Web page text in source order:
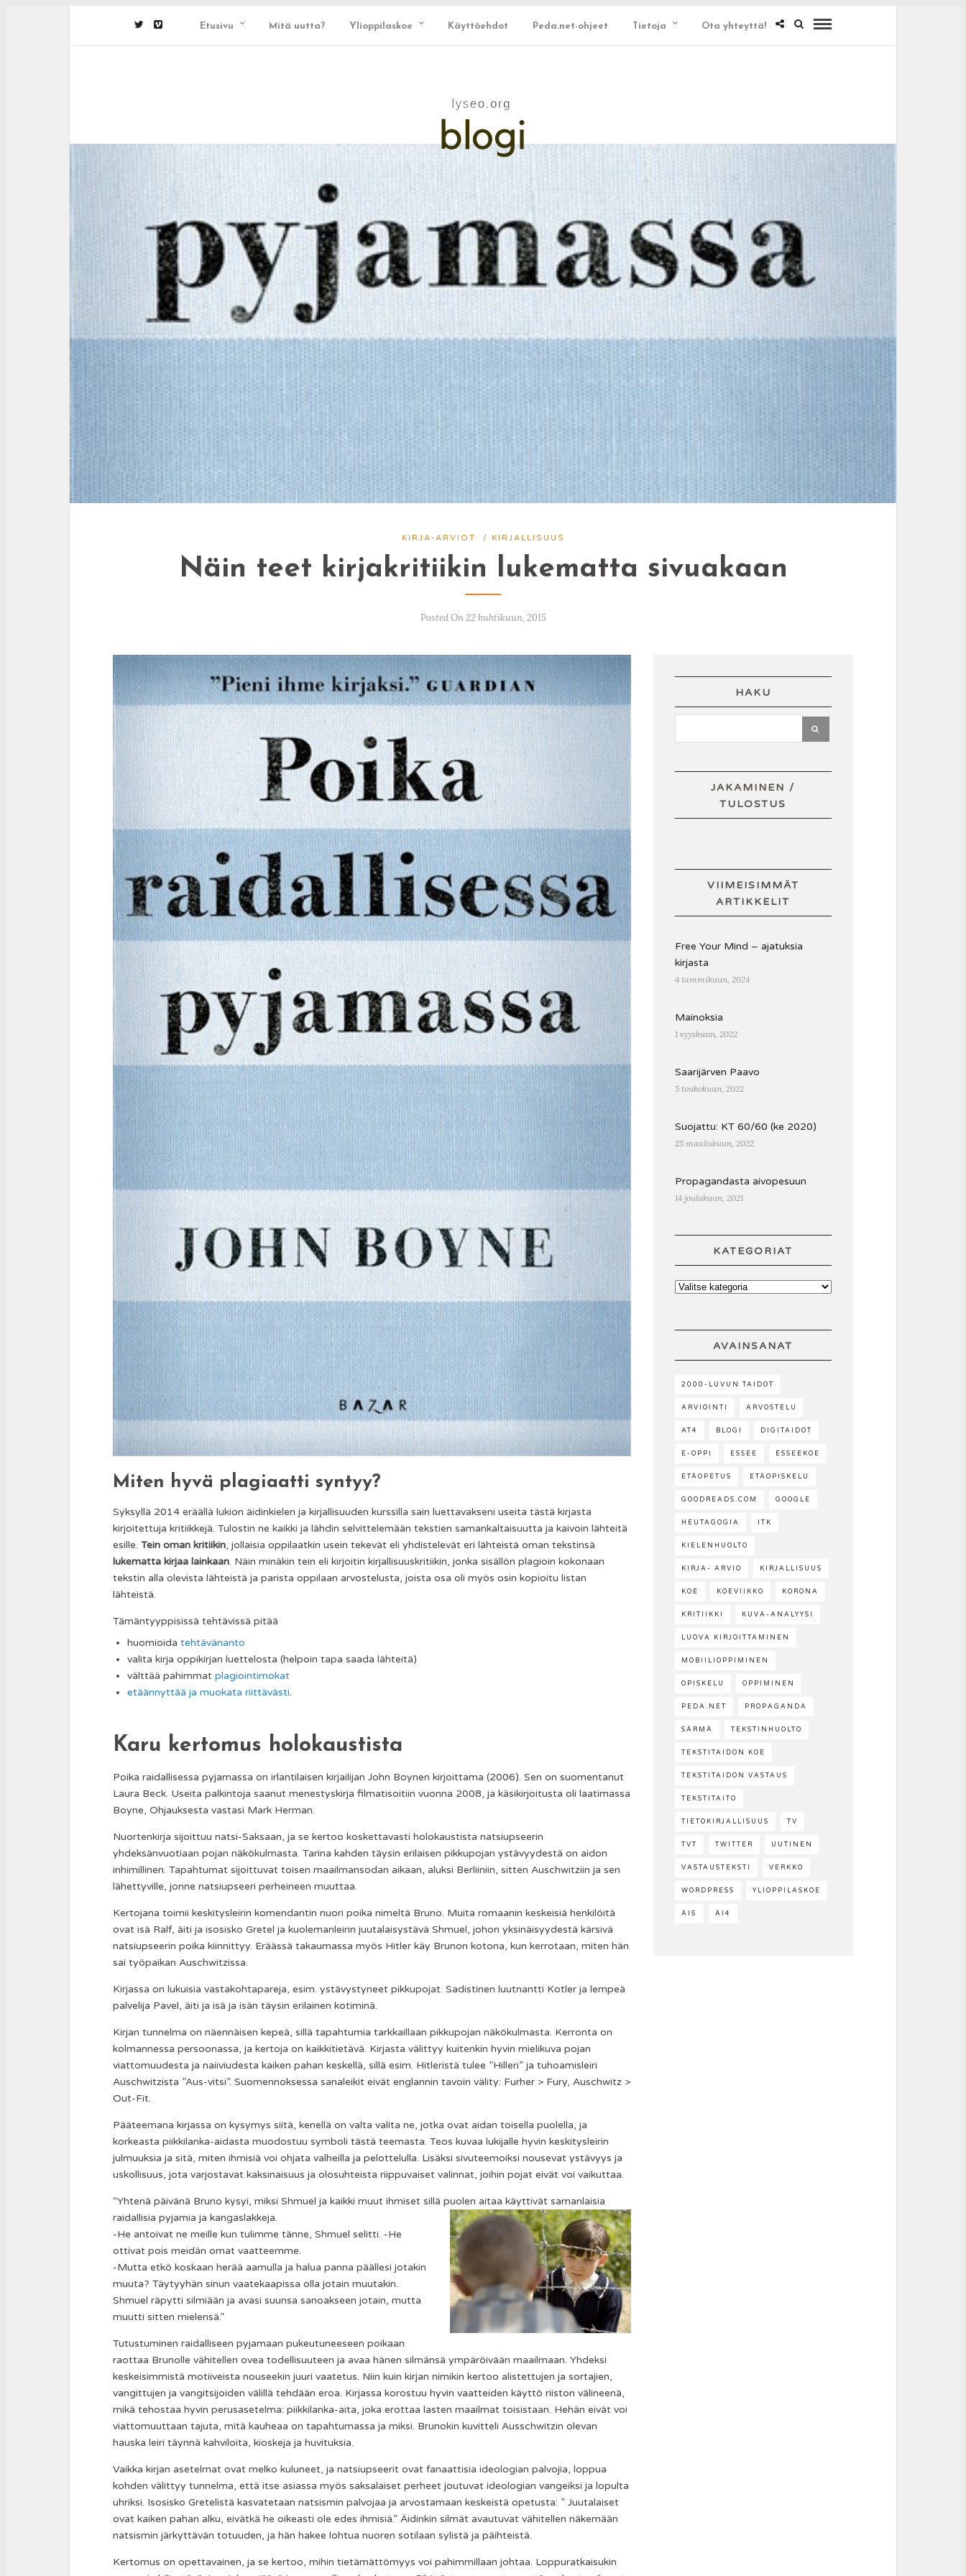
Etusivu Mitä uutta? Ylioppilaskoe Käyttöehdot Peda.net-ohjeet Tietoja Ota yhteyttä!
KIRJA-ARVIOT / KIRJALLISUUS
Näin teet kirjakritiikin lukematta sivuakaan
Posted On 22 huhtikuun, 2015
Miten hyvä plagiaatti syntyy?
Syksyllä 2014 eräällä lukion äidinkielen ja kirjallisuuden kurssilla sain luettavakseni useita tästä kirjasta
kirjoitettuja kritiikkejä. Tulostin ne kaikki ja lähdin selvittelemään tekstien samankaltaisuutta ja kaivoin lähteitä
esille. Tein oman kritiikin, jollaisia oppilaatkin usein tekevät eli yhdistelevät eri lähteistä oman tekstinsä
lukematta kirjaa lainkaan. Näin minäkin tein eli kirjoitin kirjallisuuskritiikin, jonka sisällön plagioin kokonaan
tekstin alla olevista lähteistä ja parista oppilaan arvostelusta, joista osa oli myös osin kopioitu listan
lähteistä.
Tämäntyyppisissä tehtävissä pitää
huomioida tehtävänanto
valita kirja oppikirjan luettelosta (helpoin tapa saada lähteitä)
välttää pahimmat plagiointimokat
etäännyttää ja muokata riittävästi.
Karu kertomus holokaustista
Poika raidallisessa pyjamassa on irlantilaisen kirjailijan John Boynen kirjoittama (2006). Sen on suomentanut
Laura Beck. Useita palkintoja saanut menestyskirja filmatisoitiin vuonna 2008, ja käsikirjoitusta oli laatimassa
Boyne, Ohjauksesta vastasi Mark Herman.
Nuortenkirja sijoittuu natsi-Saksaan, ja se kertoo koskettavasti holokaustista natsiupseerin
yhdeksänvuotiaan pojan näkökulmasta. Tarina kahden täysin erilaisen pikkupojan ystävyydestä on aidon
inhimillinen. Tapahtumat sijoittuvat toisen maailmansodan aikaan, aluksi Berliiniin, sitten Auschwitziin ja sen
lähettyville, jonne natsiupseeri perheineen muuttaa.
Kertojana toimii keskitysleirin komendantin nuori poika nimeltä Bruno. Muita romaanin keskeisiä henkilöitä
ovat isä Ralf, äiti ja isosisko Gretel ja kuolemanleirin juutalaisystävä Shmuel, johon yksinäisyydestä kärsivä
natsiupseerin poika kiinnittyy. Eräässä takaumassa myös Hitler käy Brunon kotona, kun kerrotaan, miten hän
sai työpaikan Auschwitzissa.
Kirjassa on lukuisia vastakohtapareja, esim. ystävystyneet pikkupojat. Sadistinen luutnantti Kotler ja lempeä
palvelija Pavel, äiti ja isä ja isän täysin erilainen kotiminä.
Kirjan tunnelma on näennäisen kepeä, sillä tapahtumia tarkkaillaan pikkupojan näkökulmasta. Kerronta on
kolmannessa persoonassa, ja kertoja on kaikkitietävä. Kirjasta välittyy kuitenkin hyvin mielikuva pojan
viattomuudesta ja naiiviudesta kaiken pahan keskellä, sillä esim. Hitleristä tulee ”Hilleri” ja tuhoamisleiri
Auschwitzista ”Aus-vitsi”. Suomennoksessa sanaleikit eivät englannin tavoin välity: Furher > Fury, Auschwitz >
Out-Fit.
Pääteemana kirjassa on kysymys siitä, kenellä on valta valita ne, jotka ovat aidan toisella puolella, ja
korkeasta piikkilanka-aidasta muodostuu symboli tästä teemasta. Teos kuvaa lukijalle hyvin keskitysleirin
julmuuksia ja sitä, miten ihmisiä voi ohjata valheilla ja pelottelulla. Lisäksi sivuteemoiksi nousevat ystävyys ja
uskollisuus, jota varjostavat kaksinaisuus ja olosuhteista riippuvaiset valinnat, joihin pojat eivät voi vaikuttaa.
“Yhtenä päivänä Bruno kysyi, miksi Shmuel ja kaikki muut ihmiset sillä puolen aitaa käyttivät samanlaisia
raidallisia pyjamia ja kangaslakkeja.
-He antoivat ne meille kun tulimme tänne, Shmuel selitti. -He
ottivat pois meidän omat vaatteemme.
-Mutta etkö koskaan herää aamulla ja halua panna päällesi jotakin
muuta? Täytyyhän sinun vaatekaapissa olla jotain muutakin.
Shmuel räpytti silmiään ja avasi suunsa sanoakseen jotain, mutta
muutti sitten mielensä.”
Tutustuminen raidalliseen pyjamaan pukeutuneeseen poikaan
raottaa Brunolle vähitellen ovea todellisuuteen ja avaa hänen silmänsä ympäröivään maailmaan. Yhdeksi
keskeisimmistä motiiveista nouseekin juuri vaatetus. Niin kuin kirjan nimikin kertoo alistettujen ja sortajien,
vangittujen ja vangitsijoiden välillä tehdään eroa. Kirjassa korostuu hyvin vaatteiden käyttö riiston välineenä,
mikä tehostaa hyvin perusasetelma: piikkilanka-aita, joka erottaa lasten maailmat toisistaan. Hehän eivät voi
viattomuuttaan tajuta, mitä kauheaa on tapahtumassa ja miksi. Brunokin kuvitteli Ausschwitzin olevan
hauska leiri täynnä kahviloita, kioskeja ja huvituksia.
Vaikka kirjan asetelmat ovat melko kuluneet, ja natsiupseerit ovat fanaattisia ideologian palvojia, loppua
kohden välittyy tunnelma, että itse asiassa myös saksalaiset perheet joutuvat ideologian vangeiksi ja lopulta
uhriksi. Isosisko Gretelistä kasvatetaan natsismin palvojaa ja arvostamaan keskeistä opetusta: ” Juutalaiset
ovat kaiken pahan alku, eivätkä he oikeasti ole edes ihmisiä.” Äidinkin silmät avautuvat vähitellen näkemään
natsismin järkyttävän totuuden, ja hän hakee lohtua nuoren sotilaan sylistä ja päihteistä.
Kertomus on opettavainen, ja se kertoo, mihin tietämättömyys voi pahimmillaan johtaa. Loppuratkaisukin
HAKU
JAKAMINEN /
TULOSTUS
VIIMEISIMMÄT
ARTIKKELIT
Free Your Mind – ajatuksia
kirjasta
4 tammikuun, 2024
Mainoksia
1 syyskuun, 2022
Saarijärven Paavo
5 toukokuun, 2022
Suojattu: KT 60/60 (ke 2020)
25 maaliskuun, 2022
Propagandasta aivopesuun
14 joulukuun, 2021
KATEGORIAT
AVAINSANAT
2000-LUVUN TAIDOT
ARVIOINTI ARVOSTELU
AT4 BLOGI DIGITAIDOT
E-OPPI ESSEE ESSEEKOE
ETÄOPETUS ETÄOPISKELU
GOODREADS.COM GOOGLE
HEUTAGOGIA ITK
KIELENHUOLTO
KIRJA- ARVIO KIRJALLISUUS
KOE KOEVIIKKO KORONA
KRITIIKKI KUVA-ANALYYSI
LUOVA KIRJOITTAMINEN
MOBIILIOPPIMINEN
OPISKELU OPPIMINEN
PEDA.NET PROPAGANDA
SÄRMÄ TEKSTINHUOLTO
TEKSTITAIDON KOE
TEKSTITAIDON VASTAUS
TEKSTITAITO
TIETOKIRJALLISUUS TV
TVT TWITTER UUTINEN
VASTAUSTEKSTI VERKKO
WORDPRESS YLIOPPILASKOE
ÄI5 ÄI4